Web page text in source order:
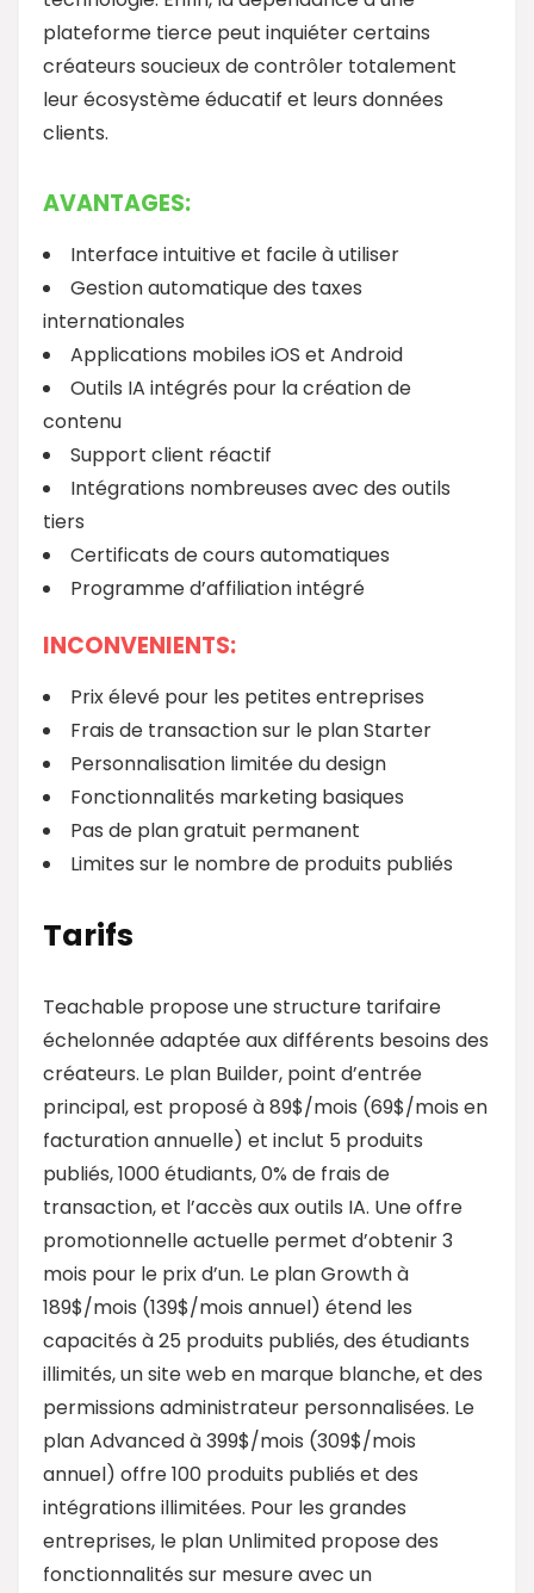
plateforme tierce peut inquiéter certains
créateurs soucieux de contrôler totalement
leur écosystème éducatif et leurs données
clients.
AVANTAGES:
Interface intuitive et facile à utiliser
Gestion automatique des taxes
internationales
Applications mobiles iOS et Android
Outils IA intégrés pour la création de
contenu
Support client réactif
Intégrations nombreuses avec des outils
tiers
Certificats de cours automatiques
Programme d’affiliation intégré
INCONVENIENTS:
Prix élevé pour les petites entreprises
Frais de transaction sur le plan Starter
Personnalisation limitée du design
Fonctionnalités marketing basiques
Pas de plan gratuit permanent
Limites sur le nombre de produits publiés
Tarifs
Teachable propose une structure tarifaire
échelonnée adaptée aux différents besoins des
créateurs. Le plan Builder, point d’entrée
principal, est proposé à 89$/mois (69$/mois en
facturation annuelle) et inclut 5 produits
publiés, 1000 étudiants, 0% de frais de
transaction, et l’accès aux outils IA. Une offre
promotionnelle actuelle permet d’obtenir 3
mois pour le prix d’un. Le plan Growth à
189$/mois (139$/mois annuel) étend les
capacités à 25 produits publiés, des étudiants
illimités, un site web en marque blanche, et des
permissions administrateur personnalisées. Le
plan Advanced à 399$/mois (309$/mois
annuel) offre 100 produits publiés et des
intégrations illimitées. Pour les grandes
entreprises, le plan Unlimited propose des
fonctionnalités sur mesure avec un